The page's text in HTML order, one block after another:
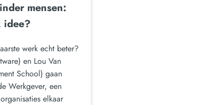
mensen:
idee?
werk echt beter?
en Lou Van
School) gaan
Werkgever, een
elkaar